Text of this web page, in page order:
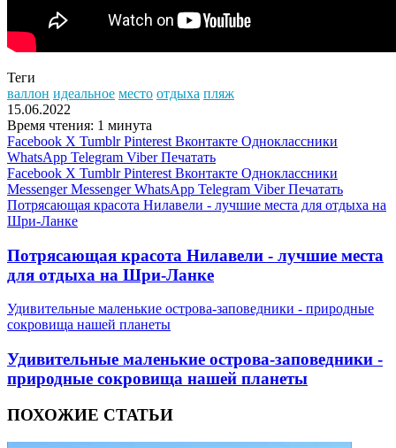
Теги
валлон идеальное место отдыха пляж
15.06.2022
Время чтения: 1 минута
Facebook X Tumblr Pinterest Вконтакте Одноклассники
WhatsApp Telegram Viber Печатать
Facebook X Tumblr Pinterest Вконтакте Одноклассники
Messenger Messenger WhatsApp Telegram Viber Печатать
Потрясающая красота Нилавели - лучшие места для отдыха на
Шри-Ланке
Потрясающая красота Нилавели - лучшие места
для отдыха на Шри-Ланке
Удивительные маленькие острова-заповедники - природные
сокровища нашей планеты
Удивительные маленькие острова-заповедники -
природные сокровища нашей планеты
ПОХОЖИЕ СТАТЬИ